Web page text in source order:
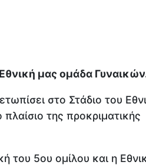
μας ομάδα
στο Στάδιο του
της προκριματικής
του 5ου ομίλου και η